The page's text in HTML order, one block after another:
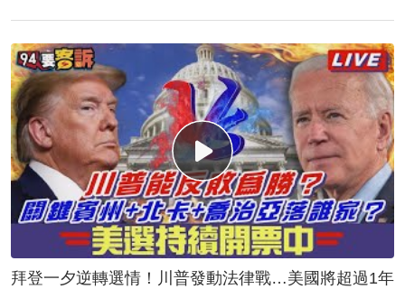
拜登一夕逆轉選情！川普發動法律戰…美國將超過1年